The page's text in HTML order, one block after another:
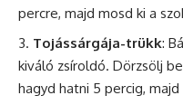
percre, majd mosd ki a
Tojássárgája-trükk:
kiváló zsíroldó. Dörzsölj
hagyd hatni 5 percig,